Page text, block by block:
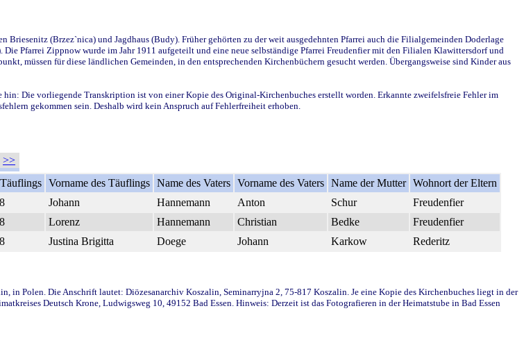
(Brzez`nica) und Jagdhaus (Budy). Früher gehörten zu der weit ausgedehnten Pfarrei auch die Filialgemeinden Doderlage
Pfarrei Zippnow wurde im Jahr 1911 aufgeteilt und eine neue selbständige Pfarrei Freudenfier mit den Filialen Klawittersdorf und
müssen für diese ländlichen Gemeinden, in den entsprechenden Kirchenbüchern gesucht werden. Übergangsweise sind Kinder aus
hin: Die vorliegende Transkription ist von einer Kopie des Original-Kirchenbuches erstellt worden. Erkannte zweifelsfreie Fehler im
gekommen sein. Deshalb wird kein Anspruch auf Fehlerfreiheit erhoben.
>>
Vorname des Täuflings Name des Vaters Vorname des Vaters Name der Mutter Wohnort der Eltern
Johann Hannemann Anton Schur
Freudenfier
Lorenz Hannemann Christian Bedke
Freudenfier
Justina Brigitta Doege Johann Karkow Rederitz
Polen. Die Anschrift lautet: Diözesanarchiv Koszalin, Seminarryjna 2, 75-817 Koszalin. Je eine Kopie des Kirchenbuches liegt in der
Deutsch Krone, Ludwigsweg 10, 49152 Bad Essen. Hinweis: Derzeit ist das Fotografieren in der Heimatstube in Bad Essen